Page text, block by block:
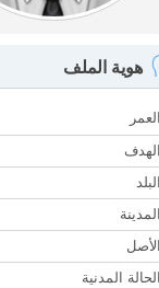
هوية الملف
العمر
الهدف
البلد
المدينة
الأصل
الحالة المدنية